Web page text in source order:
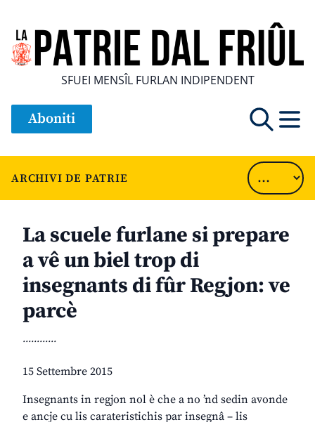
SFUEI MENSÎL FURLAN INDIPENDENT
Aboniti
ARCHIVI DE PATRIE
La scuele furlane si prepare
a vê un biel trop di
insegnants di fûr Regjon: ve
parcè
............
15 Settembre 2015
Insegnants in regjon nol è che a no ’nd sedin avonde
e ancje cu lis carateristichis par insegnâ – lis